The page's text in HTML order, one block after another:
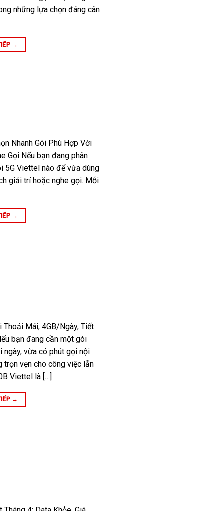
những lựa chọn đáng cân
→
Nhanh Gói Phù Hợp Với
Gọi Nếu bạn đang phân
5G Viettel nào để vừa dùng
giải trí hoặc nghe gọi. Mỗi
→
Mái, 4GB/Ngày, Tiết
bạn đang cần một gói
vừa có phút gọi nội
trọn vẹn cho công việc lẫn
Viettel là […]
→